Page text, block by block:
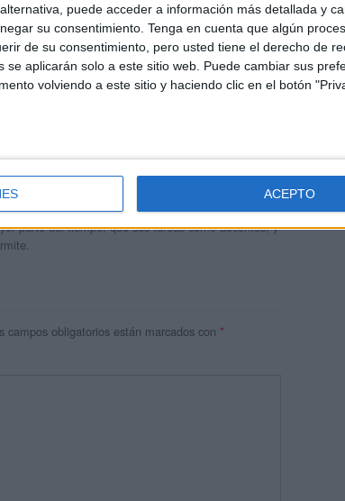
puede acceder a información más detallada y
su consentimiento. Tenga en cuenta que algún
de su consentimiento, pero usted tiene el derecho de
se aplicarán solo a este sitio web. Puede cambiar sus
volviendo a este sitio y haciendo clic en el botón
ACEPTO
apuesta personal de dos profesores Ginés y
de los contenidos que encontramos
parte del tiempo, que sus tareas como docentes, y
campos obligatorios están marcados con *